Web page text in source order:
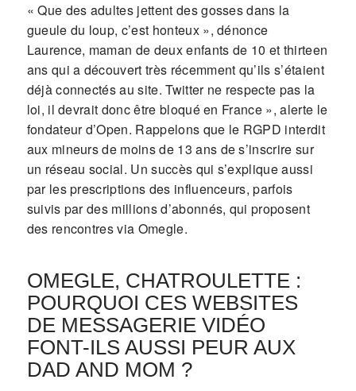
« Que des adultes jettent des gosses dans la
gueule du loup, c’est honteux », dénonce
Laurence, maman de deux enfants de 10 et thirteen
ans qui a découvert très récemment qu’ils s’étaient
déjà connectés au site. Twitter ne respecte pas la
loi, il devrait donc être bloqué en France », alerte le
fondateur d’Open. Rappelons que le RGPD interdit
aux mineurs de moins de 13 ans de s’inscrire sur
un réseau social. Un succès qui s’explique aussi
par les prescriptions des influenceurs, parfois
suivis par des millions d’abonnés, qui proposent
des rencontres via Omegle.
OMEGLE, CHATROULETTE :
POURQUOI CES WEBSITES
DE MESSAGERIE VIDÉO
FONT-ILS AUSSI PEUR AUX
DAD AND MOM ?